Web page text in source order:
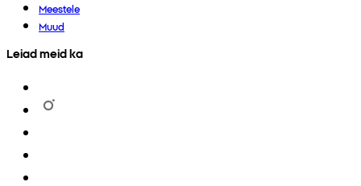
Meestele
Muud
Leiad meid ka